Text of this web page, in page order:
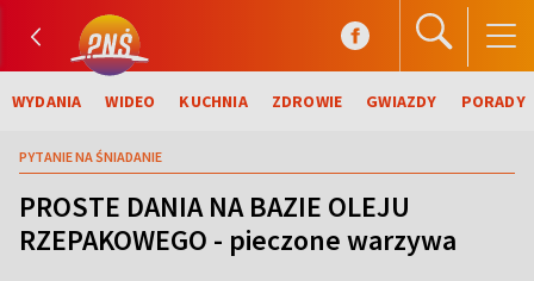
WYDANIA WIDEO KUCHNIA ZDROWIE GWIAZDY PORADY
PYTANIE NA ŚNIADANIE
PROSTE DANIA NA BAZIE OLEJU
RZEPAKOWEGO - pieczone warzywa